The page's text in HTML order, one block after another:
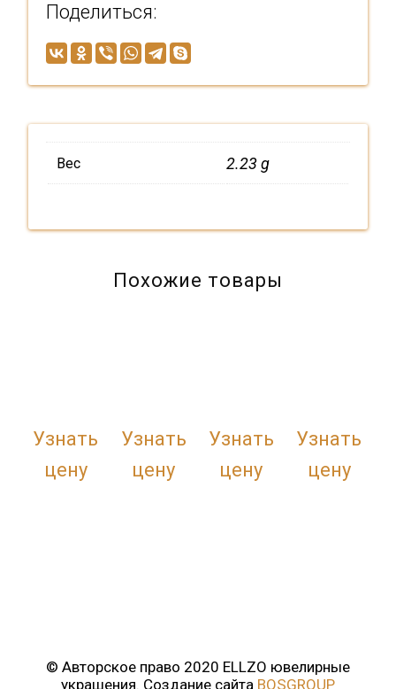
Поделиться:
Вес 2.23 g
Похожие товары
Узнать
цену
Узнать
цену
Узнать
цену
Узнать
цену
© Авторское право 2020 ELLZO ювелирные
украшения. Создание сайта BOSGROUP